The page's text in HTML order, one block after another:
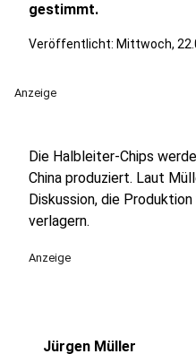
gestimmt.
Veröffentlicht: Mittwoch,
Anzeige
Die Halbleiter-Chips
China produziert. Laut
Diskussion, die
verlagern.
Anzeige
Jürgen Müller